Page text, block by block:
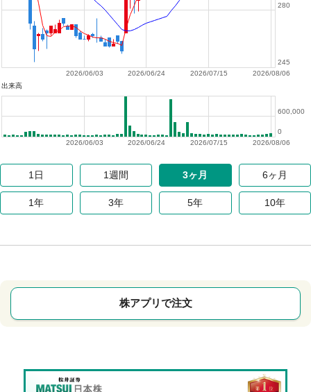
2026/08/06
2026/07/15
2026/06/24
2026/06/03
245
280
出来高
2026/08/06
2026/07/15
2026/06/24
2026/06/03
0
600,000
1日 1週間 3ヶ月 6ヶ月
1年 3年 5年 10年
株アプリで注文